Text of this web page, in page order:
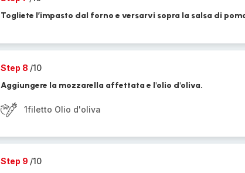
Togliete l’impasto dal forno e versarvi sopra la salsa di
Step 8 /10
Aggiungere la mozzarella affettata e l'olio d'oliva.
1filetto Olio d'oliva
Step 9 /10